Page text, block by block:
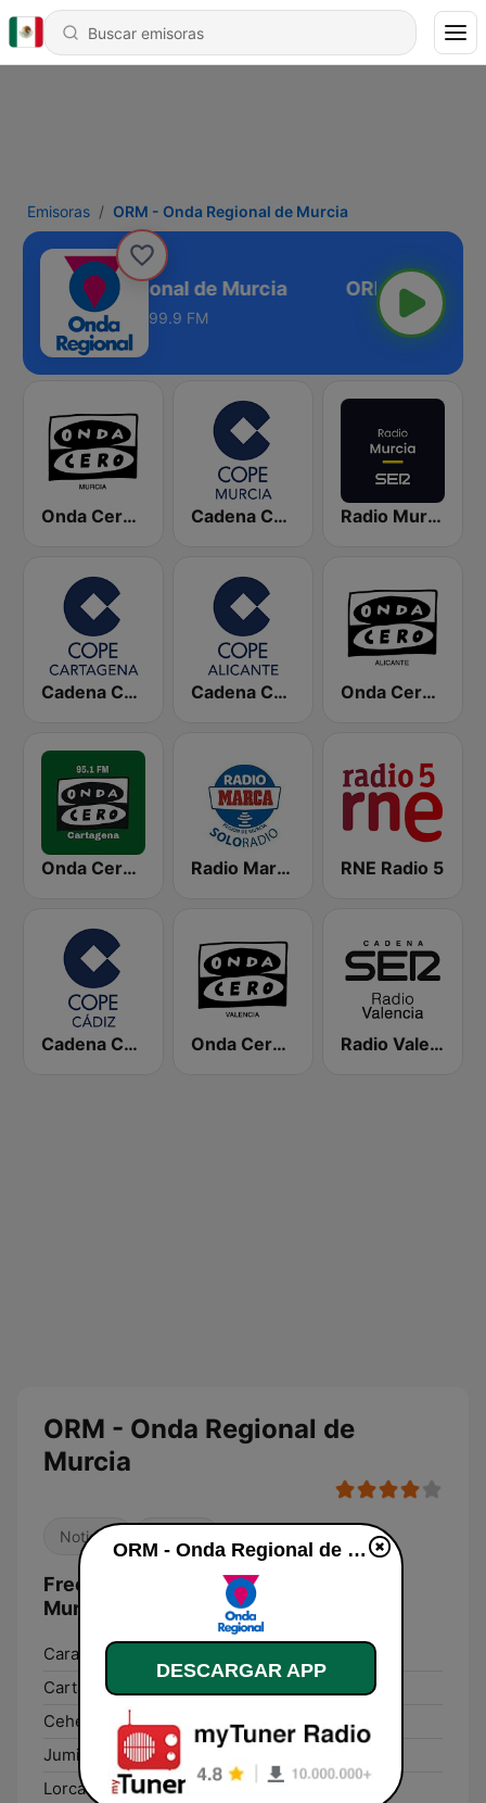
Emisoras ORM - Onda Regional de Murcia
- Onda Regional de Murcia
99.9 FM
Onda Cero Murcia Cadena COPE Murcia Radio Murcia SER
Cadena COPE Cartagena Cadena COPE Alicante Onda Cero Alicante
Onda Cero Cartagena Radio Marca Murcia RNE Radio 5
Cadena COPE Cádiz Onda Cero Valencia Radio Valencia SER
ORM - Onda Regional de
Murcia
Noticias
Frecuencias ORM - Onda Regional de
Murcia:
Caravaca:
Cartagena:
Cehegín:
100.7 FM
Jumilla:
90.9 FM
Lorca:
101.1 FM
ORM - Onda Regional de Murcia en vivo
DESCARGAR APP